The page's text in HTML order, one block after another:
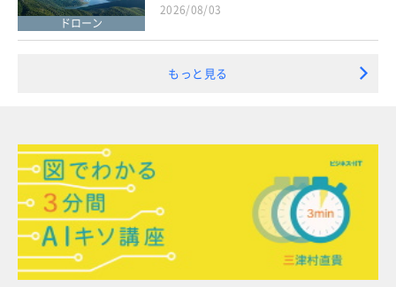
ドローン
2026/08/03
もっと見る